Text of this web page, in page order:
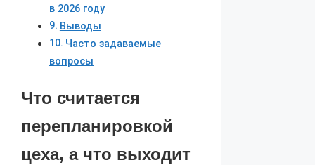
в 2026 году
Выводы
Часто задаваемые
вопросы
Что считается
перепланировкой
цеха, а что выходит